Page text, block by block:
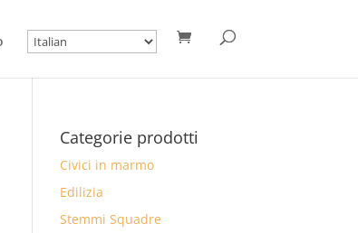
Categorie prodotti
Civici in marmo
Edilizia
Stemmi Squadre